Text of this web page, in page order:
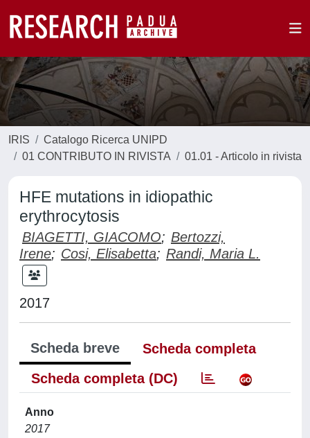
IRIS
Catalogo Ricerca UNIPD
01 CONTRIBUTO IN RIVISTA
01.01 - Articolo in rivista
HFE mutations in idiopathic
erythrocytosis
BIAGETTI, GIACOMO; Bertozzi,
Irene; Cosi, Elisabetta; Randi, Maria L.
2017
Scheda breve
Scheda completa
Scheda completa (DC)
Anno
2017